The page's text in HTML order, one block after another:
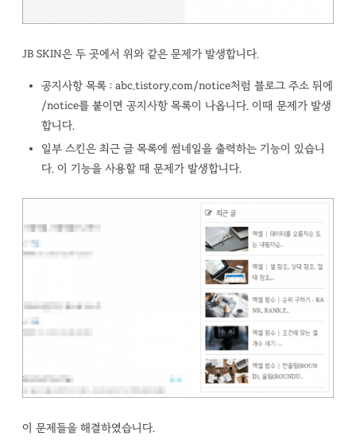
JB SKIN은 두 곳에서 위와 같은 문제가 발생합니다.
공지사항 목록 : abc.tistory.com/notice처럼 블로그 주소 뒤에
/notice를 붙이면 공지사항 목록이 나옵니다. 이때 문제가 발생
합니다.
일부 스킨은 최근 글 목록에 썸네일을 출력하는 기능이 있습니
다. 이 기능을 사용할 때 문제가 발생합니다.
이 문제들을 해결하였습니다.